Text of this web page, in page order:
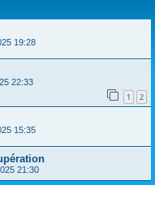
19:28
22:33
1 2
15:35
21:30